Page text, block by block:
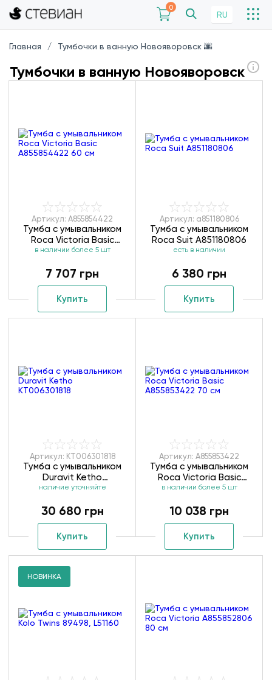
0
RU
Главная Тумбочки в ванную Новояворовск 🌆
Тумбочки в ванную Новояворовск
Артикул: A855854422
Тумба с умывальником
Roca Victoria Basic
A855854422 60 см
в наличии более 5 шт
7 707 грн
Купить
Артикул: a851180806
Тумба с умывальником
Roca Suit A851180806
есть в наличии
6 380 грн
Купить
Артикул: KT006301818
Тумба с умывальником
Duravit Ketho
KT006301818
наличие уточняйте
30 680 грн
Купить
Артикул: A855853422
Тумба с умывальником
Roca Victoria Basic
A855853422 70 см
в наличии более 5 шт
10 038 грн
Купить
НОВИНКА